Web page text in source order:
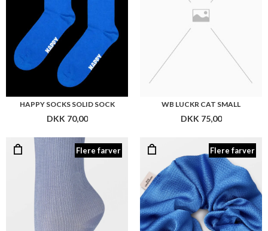
HAPPY SOCKS SOLID SOCK
DKK 70,00
WB LUCKR CAT SMALL
DKK 75,00
Flere farver Flere farver